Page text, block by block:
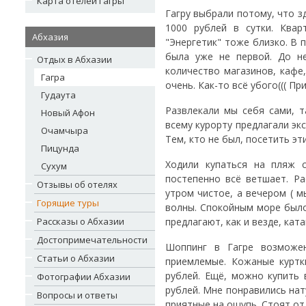
Абхазия
Отдых в Абхазии
Гагра
Гудаута
Новый Афон
Очамчыра
Пицунда
Сухум
Отзывы об отелях
Горящие туры
Рассказы о Абхазии
Достопримечательности
Статьи о Абхазии
Фотографии Абхазии
Вопросы и ответы
Гагру выбрали потому, что
1000 рублей в сутки.
"Энергетик" тоже близко. В
была уже не первой. До
количество магазинов,
очень. Как-то всё убого(((
Развлекали мы себя сами,
всему курорту предлагали
Тем, кто не был, посетить
Ходили купаться на пляж
постепенно всё ветшает.
утром чистое, а вечером (
волны. Спокойным море
предлагают, как и везде,
Шоппинг в Гагре
приемлемые. Кожаные
рублей. Ещё, можно купить
рублей. Мне понравились